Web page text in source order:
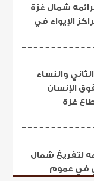
شمال غزة
الإيواء في
والنساء
الإنسان
غزة
لتفريغ شمال
في عموم